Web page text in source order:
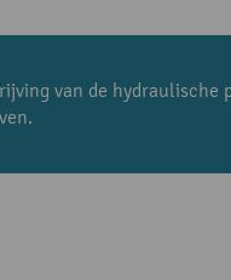
van de hydraulische